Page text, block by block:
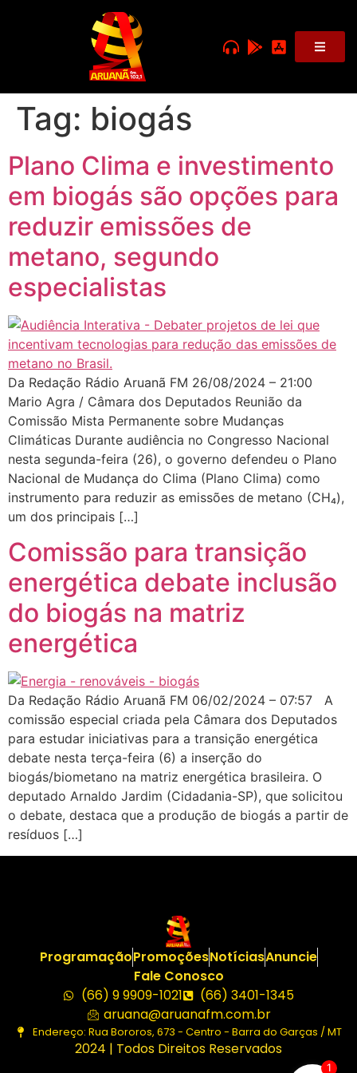
Tag: biogás
Plano Clima e investimento
em biogás são opções para
reduzir emissões de
metano, segundo
especialistas
Da Redação Rádio Aruanã FM 26/08/2024 – 21:00
Mario Agra / Câmara dos Deputados Reunião da
Comissão Mista Permanente sobre Mudanças
Climáticas Durante audiência no Congresso Nacional
nesta segunda-feira (26), o governo defendeu o Plano
Nacional de Mudança do Clima (Plano Clima) como
instrumento para reduzir as emissões de metano (CH₄),
um dos principais […]
Comissão para transição
energética debate inclusão
do biogás na matriz
energética
Da Redação Rádio Aruanã FM 06/02/2024 – 07:57 A
comissão especial criada pela Câmara dos Deputados
para estudar iniciativas para a transição energética
debate nesta terça-feira (6) a inserção do
biogás/biometano na matriz energética brasileira. O
deputado Arnaldo Jardim (Cidadania-SP), que solicitou
o debate, destaca que a produção de biogás a partir de
resíduos […]
ProgramaçãoPromoçõesNotíciasAnuncie
Fale Conosco
(66) 9 9909-1021
(66) 3401-1345
aruana@aruanafm.com.br
Endereço: Rua Bororos, 673 - Centro - Barra do Garças / MT
2024 | Todos Direitos Reservados
1